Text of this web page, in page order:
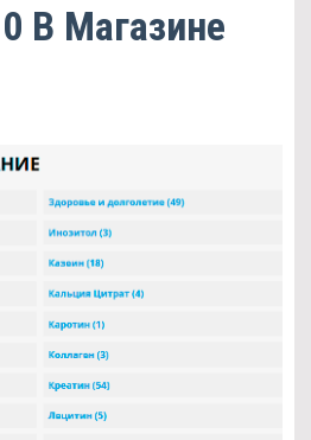
В Магазине